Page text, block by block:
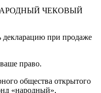
НАРОДНЫЙ ЧЕКОВЫЙ
декларацию при продаже
право.
общества открытого
«народный»,